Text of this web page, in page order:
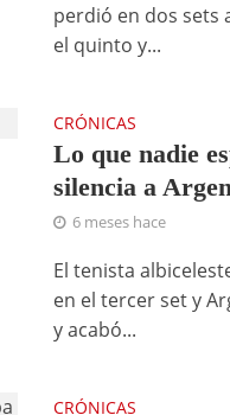
perdió en dos sets
el quinto y...
CRÓNICAS
Lo que nadie
silencia a
6 meses hace
El tenista
en el tercer set y
y acabó...
CRÓNICAS